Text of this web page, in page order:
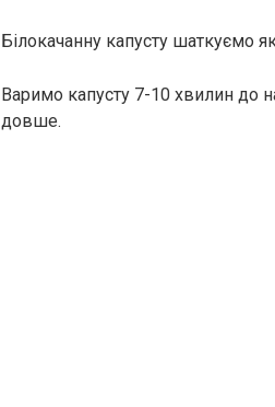
Білокачанну капусту шаткуємо
Варимо капусту 7-10 хвилин до
довше.